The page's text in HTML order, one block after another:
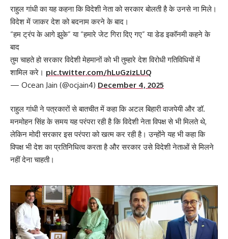
राहुल गांधी का यह कहना कि विदेशी नेता को सरकार बोलती है के उनसे ना मिले।
विदेश में जाकर देश को बदनाम करने के बाद।
“हम ट्रंप के आगे झुके” या “हमारे जेट गिरा दिए गए” या डेड इकॉनमी कहने के
बाद
तुम चाहते हो सरकार विदेशी मेहमानों को भी तुम्हारे देश विरोधी गतिविधियों में
शामिल करे। pic.twitter.com/hLuGzizLUQ
— Ocean Jain (@ocjain4) December 4, 2025
राहुल गांधी ने पत्रकारों से बातचीत में कहा कि अटल बिहारी वाजपेयी और डॉ.
मनमोहन सिंह के समय यह परंपरा रही है कि विदेशी नेता विपक्ष से भी मिलते थे,
लेकिन मोदी सरकार इस परंपरा को खत्म कर रही है। उन्होंने यह भी कहा कि
विपक्ष भी देश का प्रतिनिधित्व करता है और सरकार उसे विदेशी नेताओं से मिलने
नहीं देना चाहती।